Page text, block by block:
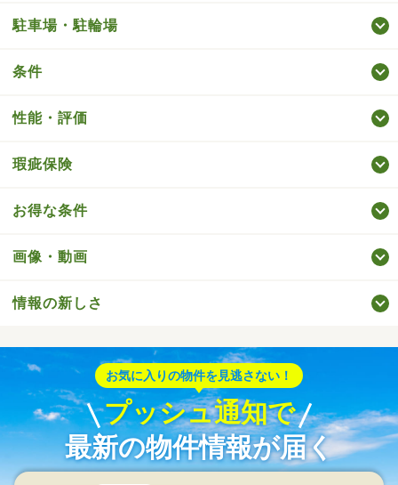
駐車場・駐輪場
条件
性能・評価
瑕疵保険
お得な条件
画像・動画
情報の新しさ
お気に入りの物件を見逃さない！
プッシュ通知で
最新の物件情報が届く